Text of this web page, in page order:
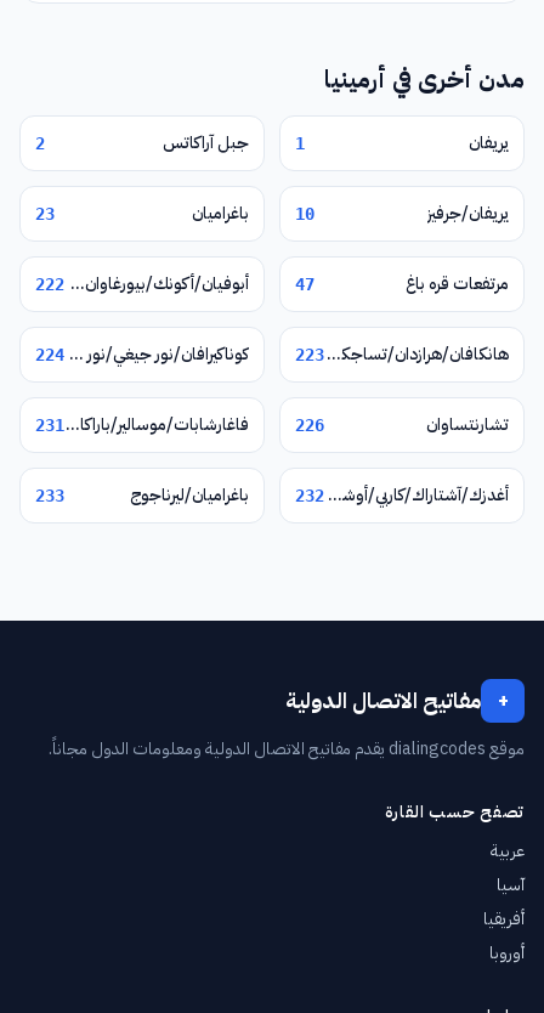
مدن أخرى في أرمينيا
يريفان 1 جبل آراكاتس 2
يريفان/جرفيز 10 باغراميان 23
مرتفعات قره باغ 47 أبوفيان/أكونك/بيورغاوان/نور غيوغ/فيرين بتغني 222
هانكافان/هرازدان/تساجكادزور223 كوناكيرافان/نور جيغي/نور هاتشن/يغوارد 224
تشارنتساوان 226 فاغارشابات/موسالير/باراكار/زفارتنوتس 231
أغدزك/آشتاراك/كاربي/أوشاكان 232 باغراميان/ليرناجوج 233
+ مفاتيح الاتصال الدولية
موقع dialingcodes يقدم مفاتيح الاتصال الدولية ومعلومات الدول مجاناً.
تصفح حسب القارة
عربية
آسيا
أفريقيا
أوروبا